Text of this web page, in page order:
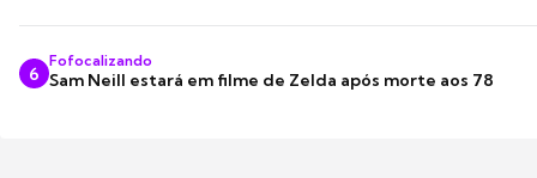
6
Fofocalizando
Sam Neill estará em filme de Zelda após morte aos 78